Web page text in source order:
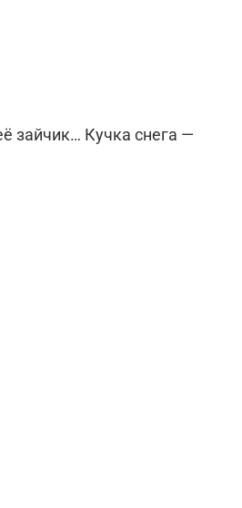
зайчик… Кучка снега —